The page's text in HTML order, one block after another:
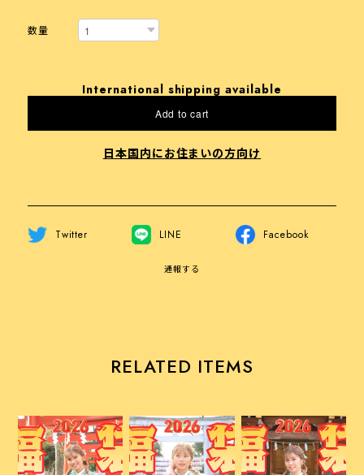
数量
International shipping available
Add to cart
日本国内にお住まいの方向け
Twitter LINE Facebook
通報する
RELATED ITEMS